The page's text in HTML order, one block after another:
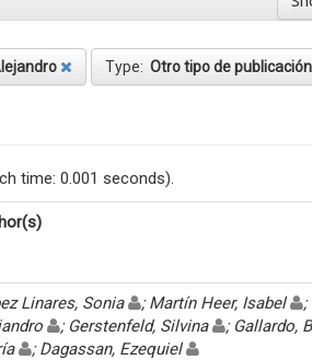
Type: Otro tipo de publicación
time: 0.001 seconds).
Linares, Sonia ; Martín Heer, Isabel
;
; Gerstenfeld, Silvina ; Gallardo,
; Dagassan, Ezequiel